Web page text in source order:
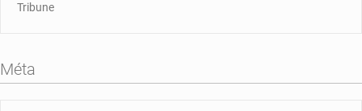
Tribune
Méta